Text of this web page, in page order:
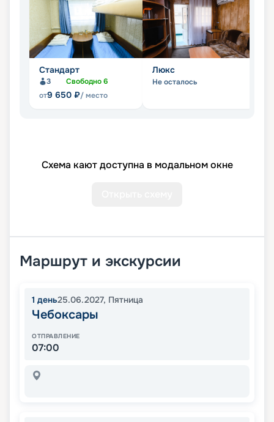
Стандарт
3 Свободно6
от9 650 ₽/ место
Люкс
Не осталось
Схема кают доступна в модальном окне
Маршрут и экскурсии
1 день25.06.2027, Пятница
Чебоксары
ОТПРАВЛЕНИЕ
07:00